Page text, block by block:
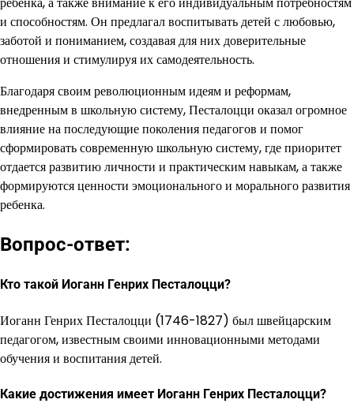
и способностям. Он предлагал воспитывать детей с любовью,
заботой и пониманием, создавая для них доверительные
отношения и стимулируя их самодеятельность.
Благодаря своим революционным идеям и реформам,
внедренным в школьную систему, Песталоцци оказал огромное
влияние на последующие поколения педагогов и помог
сформировать современную школьную систему, где приоритет
отдается развитию личности и практическим навыкам, а также
формируются ценности эмоционального и морального развития
ребенка.
Вопрос-ответ:
Кто такой Иоганн Генрих Песталоцци?
Иоганн Генрих Песталоцци (1746-1827) был швейцарским
педагогом, известным своими инновационными методами
обучения и воспитания детей.
Какие достижения имеет Иоганн Генрих Песталоцци?